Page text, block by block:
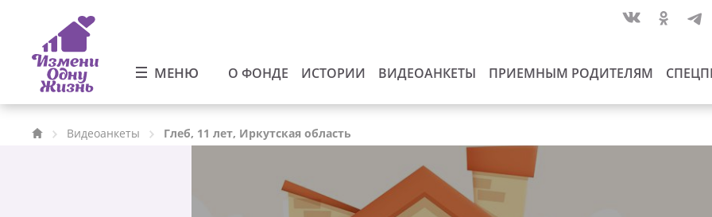
МЕНЮ О ФОНДЕ ИСТОРИИ ВИДЕОАНКЕТЫ ПРИЕМНЫМ РОДИТЕЛЯМ
Видеоанкеты Глеб, 11 лет, Иркутская область